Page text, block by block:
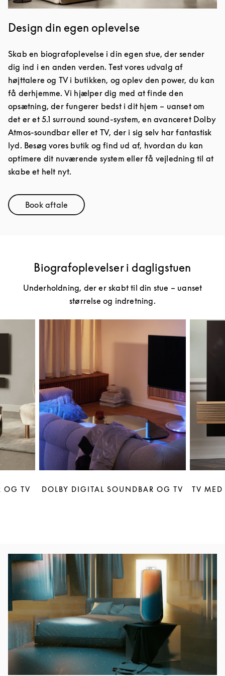
Design din egen oplevelse
Skab en biografoplevelse i din egen stue, der sender
dig ind i en anden verden. Test vores udvalg af
højttalere og TV i butikken, og oplev den power, du kan
få derhjemme. Vi hjælper dig med at finde den
opsætning, der fungerer bedst i dit hjem – uanset om
det er et 5.1 surround sound-system, en avanceret Dolby
Atmos-soundbar eller et TV, der i sig selv har fantastisk
lyd. Besøg vores butik og find ud af, hvordan du kan
optimere dit nuværende system eller få vejledning til at
skabe et helt nyt.
Book aftaleLink Opens in New Tab
Biografoplevelser i dagligstuen
Underholdning, der er skabt til din stue – uanset
størrelse og indretning.
OG TV DOLBY DIGITAL SOUNDBAR OG TV TV MED
Event-billede